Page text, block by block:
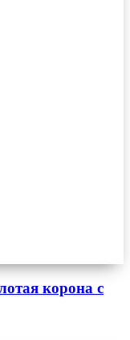
корона с